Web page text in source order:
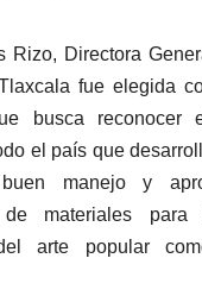
Rizo, Directora
fue elegida
busca reconocer
el país que
manejo y
de materiales para
arte popular